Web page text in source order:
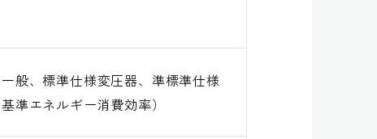
般、標準仕様変圧器、準標準仕様
準エネルギー消費効率）